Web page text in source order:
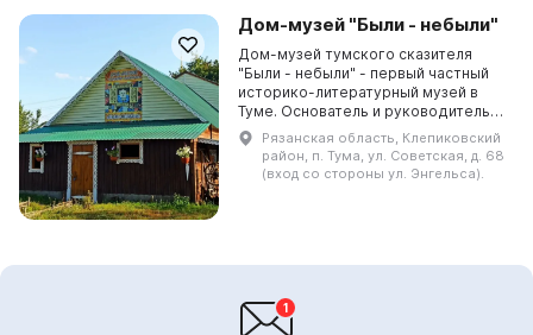
Дом-музей "Были - небыли"
Дом-музей тумского сказителя
"Были - небыли" - первый частный
историко-литературный музей в
Туме. Основатель и руководитель
музея - поэт, публицист, член Союза
писателей России, общественный
деятель А...
Рязанская область, Клепиковский
район, п. Тума, ул. Советская, д. 68
(вход со стороны ул. Энгельса).